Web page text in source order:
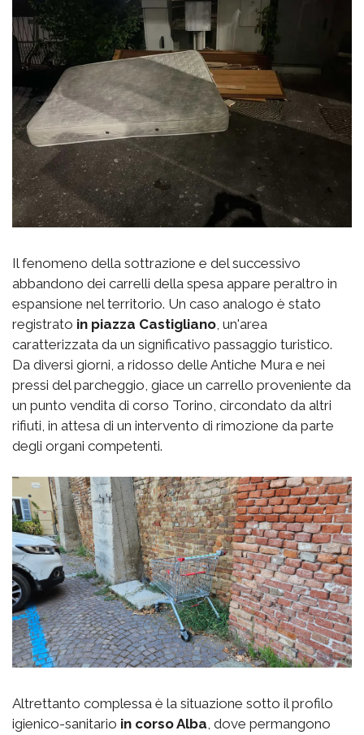
Il fenomeno della sottrazione e del successivo
abbandono dei carrelli della spesa appare peraltro in
espansione nel territorio. Un caso analogo è stato
registrato in piazza Castigliano, un'area
caratterizzata da un significativo passaggio turistico.
Da diversi giorni, a ridosso delle Antiche Mura e nei
pressi del parcheggio, giace un carrello proveniente da
un punto vendita di corso Torino, circondato da altri
rifiuti, in attesa di un intervento di rimozione da parte
degli organi competenti.
Altrettanto complessa è la situazione sotto il profilo
igienico-sanitario in corso Alba, dove permangono